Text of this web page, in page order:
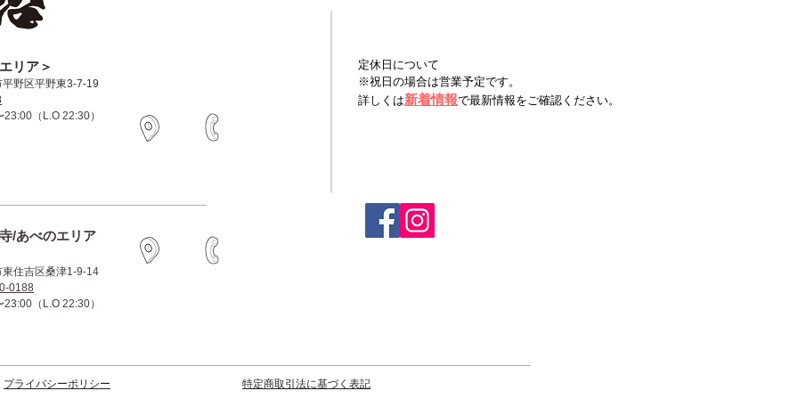
リア＞
野区平野東3-7-19
（L.O 22:30）
/あべのエリア
住吉区桑津1-9-14
0188
（L.O 22:30）
定休日について
※祝日の場合は営業予定です。
詳しくは新着情報で最新情報をご確認ください。
プライバシーポリシー 特定商取引法に基づく表記